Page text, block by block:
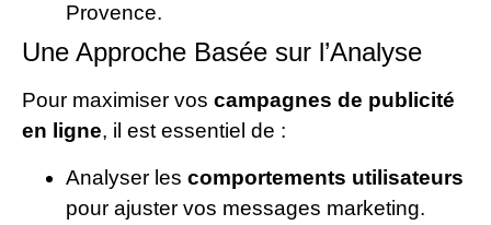
Provence.
Une Approche Basée sur l’Analyse
Pour maximiser vos campagnes de publicité
en ligne, il est essentiel de :
Analyser les comportements utilisateurs
pour ajuster vos messages marketing.